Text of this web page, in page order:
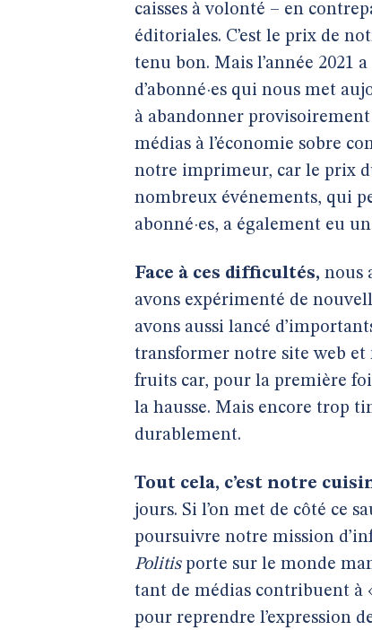
caisses à volonté – en
éditoriales. C’est le prix de
tenu bon. Mais l’année
d’abonné·es qui nous met
à abandonner
médias à l’économie sobre
notre imprimeur, car le prix
nombreux événements, qui
abonné·es, a également eu
Face à ces difficultés, nous
avons expérimenté de
avons aussi lancé
transformer notre site web et
fruits car, pour la première
la hausse. Mais encore trop
durablement.
Tout cela, c’est notre
jours. Si l’on met de côté ce
poursuivre notre mission
Politisporte sur le monde
tant de médias contribuent à
pour reprendre l’expression